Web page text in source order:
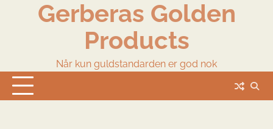
Gerberas Golden
Products
Når kun guldstandarden er god nok